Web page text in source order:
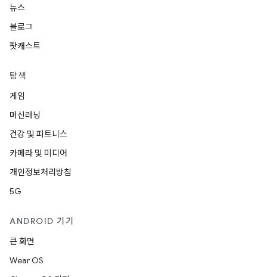
뉴스
블로그
팟캐스트
탐색
게임
머신러닝
건강 및 피트니스
카메라 및 미디어
개인정보처리방침
5G
ANDROID 기기
큰 화면
Wear OS